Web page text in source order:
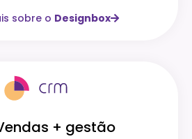
sobre o Designbox
+ gestão